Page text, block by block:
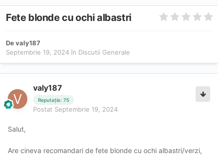
Fete blonde cu ochi albastri
Devaly187
Septembrie 19, 2024 în Discutii Generale
valy187
Reputație: 75
Postat Septembrie 19, 2024
Salut,
Are cineva recomandari de fete blonde cu ochi albastri/verzi,